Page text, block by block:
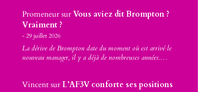
PromeneursurVous aviez dit Brompton ?
Vraiment ?
29 juillet 2026
La dérive de Brompton date du moment où est arrivé le
nouveau manager, il y a déjà de nombreuses années.…
VincentsurL’AF3V conforte ses positions